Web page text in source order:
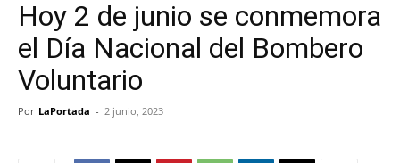
Hoy 2 de junio se conmemora
el Día Nacional del Bombero
Voluntario
Por LaPortada - 2 junio, 2023